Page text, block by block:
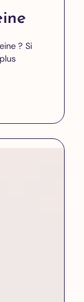
? Si